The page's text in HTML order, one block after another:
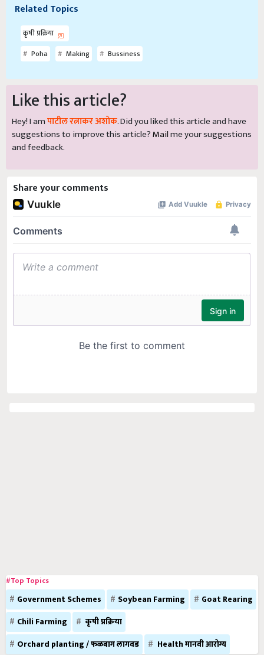
Related Topics
कृषी प्रक्रिया
Poha
Making Bussiness
Like this article?
Hey! I amपाटील रत्नाकर अशोक. Did you liked this article and have
suggestions to improve this article?Mailme your suggestions
and feedback.
Share your comments
#Top Topics
Government Schemes Soybean Farming
Goat Rearing
Chili Farming
कृषी प्रक्रिया
Orchard planting / फळबाग लागवड
Health मानवी आरोग्य